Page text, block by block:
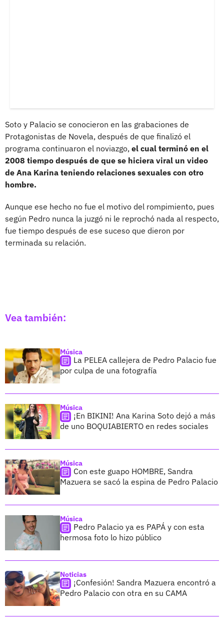
Soto y Palacio se conocieron en las grabaciones de
Protagonistas de Novela, después de que finalizó el
programa continuaron el noviazgo, el cual terminó en el
2008 tiempo después de que se hiciera viral un video
de Ana Karina teniendo relaciones sexuales con otro
hombre.
Aunque ese hecho no fue el motivo del rompimiento, pues
según Pedro nunca la juzgó ni le reprochó nada al respecto,
fue tiempo después de ese suceso que dieron por
terminada su relación.
Vea también:
Música
La PELEA callejera de Pedro Palacio fue
por culpa de una fotografía
Música
¡En BIKINI! Ana Karina Soto dejó a más
de uno BOQUIABIERTO en redes sociales
Música
Con este guapo HOMBRE, Sandra
Mazuera se sacó la espina de Pedro Palacio
Música
Pedro Palacio ya es PAPÁ y con esta
hermosa foto lo hizo público
Noticias
¡Confesión! Sandra Mazuera encontró a
Pedro Palacio con otra en su CAMA